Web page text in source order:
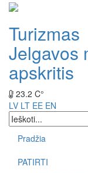
Turizmas
Jelgavos
apskritis
23.2 C°
LV LT EE EN
Pradžia
PATIRTI